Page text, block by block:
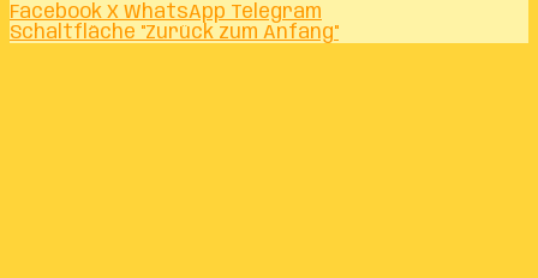
Facebook X WhatsApp Telegram
Schaltfläche "Zurück zum Anfang"